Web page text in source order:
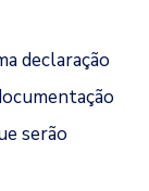
declaração
serão